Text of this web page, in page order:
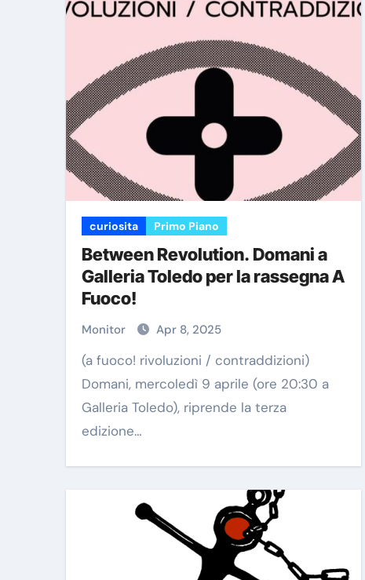
curiosita Primo Piano
Between Revolution. Domani a
Galleria Toledo per la rassegna A
Fuoco!
Monitor Apr 8, 2025
(a fuoco! rivoluzioni / contraddizioni)
Domani, mercoledì 9 aprile (ore 20:30 a
Galleria Toledo), riprende la terza
edizione…